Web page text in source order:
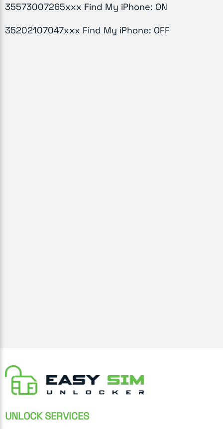
35573007265xxx Find My iPhone: ON
35202107047xxx Find My iPhone: OFF
UNLOCK SERVICES